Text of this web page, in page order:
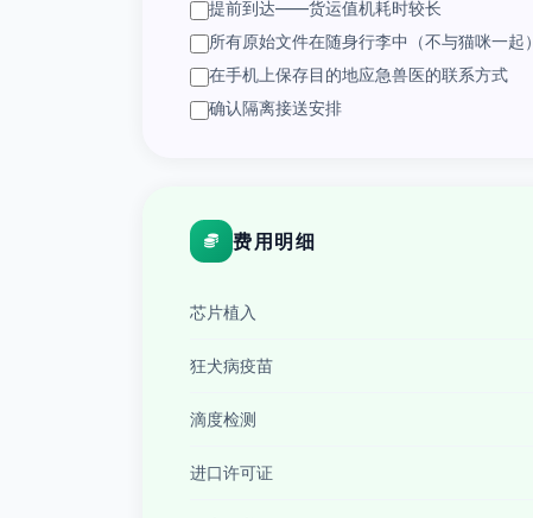
提前到达——货运值机耗时较长
所有原始文件在随身行李中（不与猫咪一起）
在手机上保存目的地应急兽医的联系方式
确认隔离接送安排
费用明细
芯片植入
狂犬病疫苗
滴度检测
进口许可证